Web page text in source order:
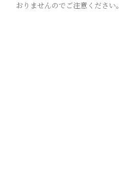
おりませんのでご注意ください。